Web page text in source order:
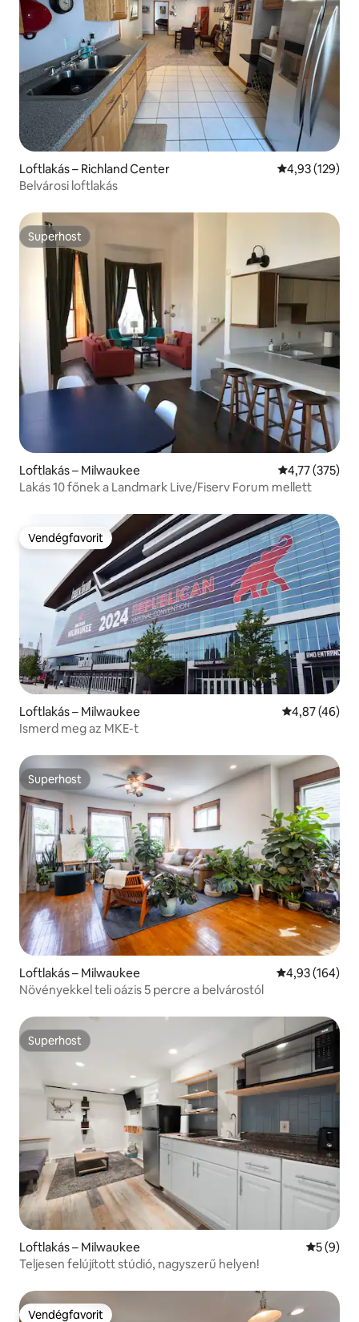
Loftlakás – Richland Center Átlagos
4,93 (129)
Belvárosi loftlakás
Superhost
Superhost
Loftlakás – Milwaukee Átlagos
4,77 (375)
Lakás 10 főnek a Landmark Live/Fiserv Forum mellett
Vendégfavorit
Vendégfavorit
Loftlakás – Milwaukee Átlagos
4,87 (46)
Ismerd meg az MKE-t
Superhost
Superhost
Loftlakás – Milwaukee Átlagos
4,93 (164)
Növényekkel teli oázis 5 percre a belvárostól
Superhost
Superhost
Loftlakás – Milwaukee Átlagos
5 (9)
Teljesen felújított stúdió, nagyszerű helyen!
Vendégfavorit